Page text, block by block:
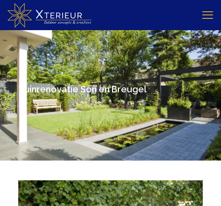
Tuinrenovatie Son en Breugel